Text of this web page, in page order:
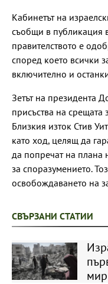
Кабинетът на
съобщи в публикация
правителството е
според което всички
включително и
Зетът на президента
присъства на срещата
Близкия изток Стив
като ход, целящ да
да попречат на плана
за споразумението.
освобождаването на
СВЪРЗАНИ СТАТИИ